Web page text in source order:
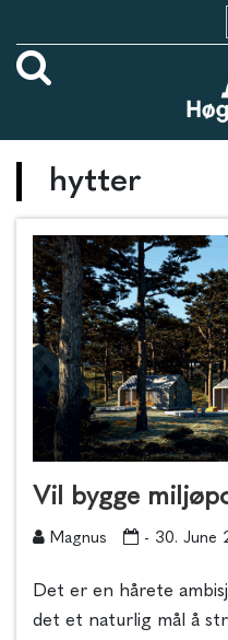
hytter
Vil bygge
Magnus - 30. June
Det er en hårete
det et naturlig mål å